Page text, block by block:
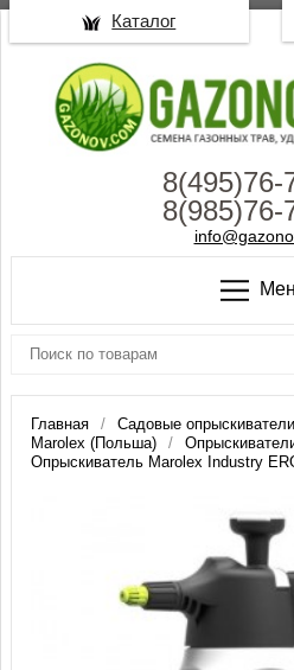
8(495)76-
8(985)76-
Главная Садовые
Marolex (Польша)
Опрыскиватель Marolex Industry
Каталог